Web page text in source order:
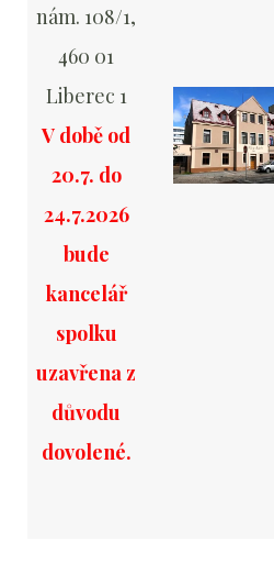
nám. 108/1,
460 01
Liberec 1
V době od
20.7. do
24.7.2026
bude
kancelář
spolku
uzavřena z
důvodu
dovolené.